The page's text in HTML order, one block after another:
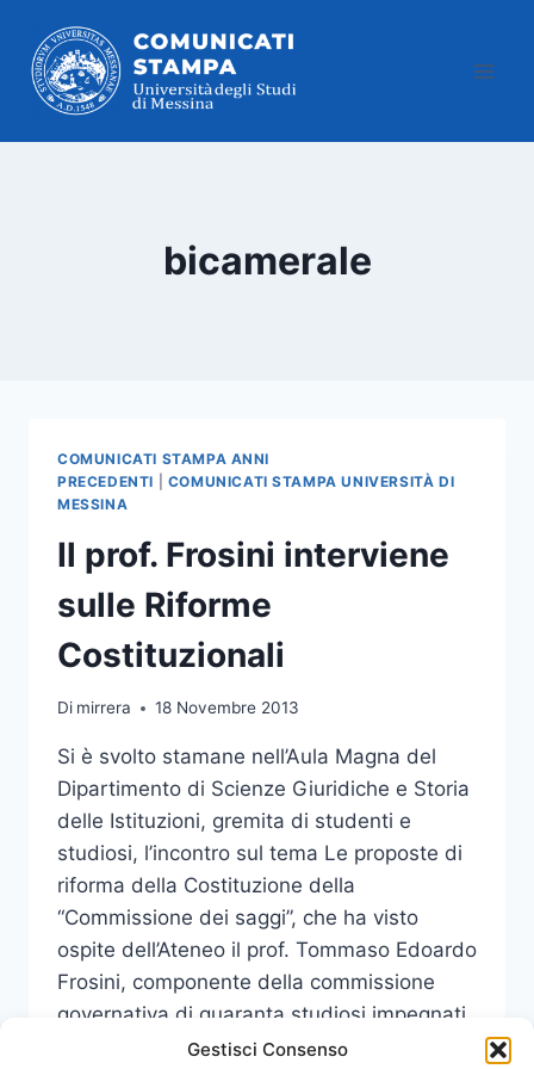
Gestisci Consenso
contenuto
bicamerale
COMUNICATI STAMPA ANNI
PRECEDENTI
COMUNICATI STAMPA UNIVERSITÀ DI
MESSINA
Il prof. Frosini interviene
sulle Riforme
Costituzionali
Di mirrera 18 Novembre 2013
Si è svolto stamane nell’Aula Magna del
Dipartimento di Scienze Giuridiche e Storia
delle Istituzioni, gremita di studenti e
studiosi, l’incontro sul tema Le proposte di
riforma della Costituzione della
“Commissione dei saggi”, che ha visto
ospite dell’Ateneo il prof. Tommaso Edoardo
Frosini, componente della commissione
governativa di quaranta studiosi impegnati
sulle proposte di riforma della Costituzione.